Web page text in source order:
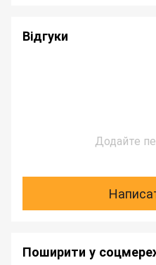
Відгуки
Додайте
Поширити у